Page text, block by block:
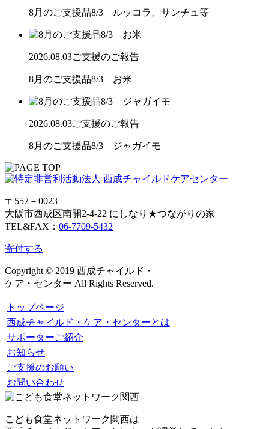
8月のご支援品8/3 ルッコラ、サンチュ等
2026.08.03ご支援のご報告
8月のご支援品8/3 お米
2026.08.03ご支援のご報告
8月のご支援品8/3 ジャガイモ
〒557－0023
大阪市西成区南開2-4-22 にしなり★つながりの家
TEL&FAX： 06-7709-5432
寄付する
Copyright © 2019 西成チャイルド・
ケア・センター All Rights Reserved.
トップページ
西成チャイルド・ケア・センターとは
サポーターご紹介
お知らせ
ご支援のお願い
お問い合わせ
こども食堂ネットワーク関西は